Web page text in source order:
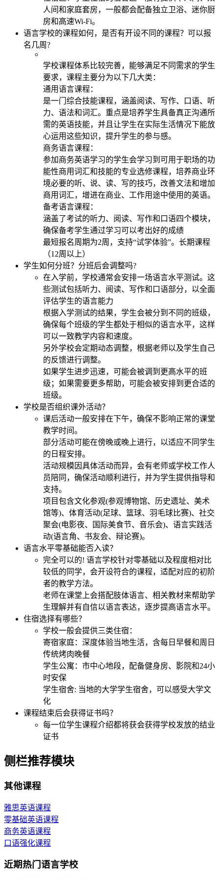
人间和家庭套房，一般都会配备独立卫浴、迷你厨
房和高速Wi-Fi。
语言学校的课程如何，是否有开设不同的课程？可以报
名几周?
学校课程体系比较完善，能够满足不同需求的学生
要求，课程主要分为以下几大类：
通用语言课程：
是一门综合技能课程，涵盖阅读、写作、口语、听
力、语法和词汇。重点是培养学生具备真正沟通所
需的英语技能，并且让学生在实际生活情况下能放
心运用这些知识，提升学生的参与感。
商务语言课程：
参加商务英语学习的学生会学习到可用于职场的功
能性商用词汇和技能的专业选修课程，培养商业环
境必要的听、说、读、写的技巧，改善文法和增加
商用词汇，增进在商业、工作用途中使用的英语。
备考语言课程：
涵盖了考试的听力、阅读、写作和口语四个模块，
确保备考学生通过学习可以考出好的成绩
最短报名周期为2周，支持“试学体验”。长期课程
（12周以上）
学生如何分班？分班后会调整吗?
在入学前，学校通常会安排一场语言水平测试。这
些测试包括听力、阅读、写作和口语部分，以全面
评估学生的语言能力
根据入学测试的结果，学生会被分到不同的班级，
确保每个班级的学生都处于相似的语言水平，这样
可以一致教学内容和速度。
另外学校会定期动态调整，根据老师以及学生自己
的反馈进行调整。
如果学生进步迅速，可能会被调到更高水平的班
级；如果需要更多帮助，可能会被安排到更合适的
班级。
学校是否组织课外活动？
课后活动一般安排在下午，确保不影响正常的课堂
教学时间。
部分活动可能在傍晚或晚上进行，以适应不同学生
的日程安排。
活动规模因具体活动而异，会有老师或学校工作人
员陪同，确保活动顺利进行，并为学生提供指导和
支持。
项目包含文化参观(参观博物馆、历史遗址、美术
馆等)、体育活动(足球、篮球、羽毛球比赛)、社交
聚会(电影夜、国际美食节、音乐会)、语言实践活
动(语言角、书友会、辩论赛)。
语言水平零基础能否入读？
完全可以的! 语言学校针对零基础以及程度相对比
较低的同学，会开设符合的课程，适配对应的初阶
者的教学方法。
老师在课堂上会搭配肢体语言、相关教材来帮助学
生理解并有自信以语言表达，逐步提高语言水平。
住宿选择有哪些？
学校一般会提供三类住宿：
寄宿家庭：深度体验当地生活，含每日早餐和周日
传统烤肉晚餐
学生公寓：市中心地段，配备健身房、影院和24小
时安保
学生宿舍: 当地的大学学生宿舍，可以感受大学文
化
课程结束后会获得证书吗？
每一位学生课程介绍都将获会获得学校发放的结业
证书
侧栏推荐模块
其他课程
雅思英语课程
零基础英语课程
商务英语课程
口语强化课程
近期热门语言学校